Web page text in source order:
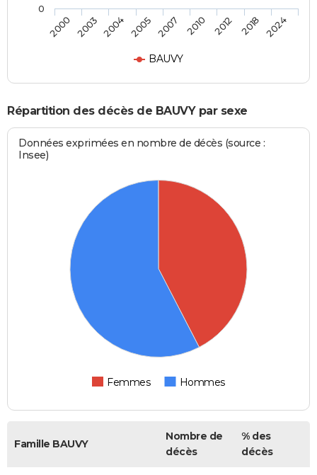
BAUVY
2000 2003 2004 2005 2007 2010 2012 2018 2024
0
Répartition des décès de BAUVY par sexe
Données exprimées en nombre de décès (source :
Insee)
Femmes Hommes
Famille BAUVY
Nombre de
décès
% des
décès